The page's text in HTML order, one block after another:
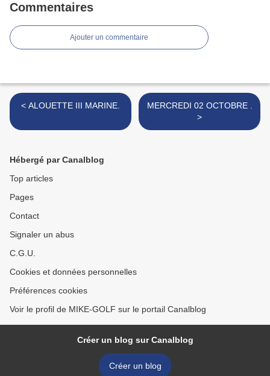
Commentaires
Ajouter un commentaire
< ALOUETTE III MARINE.
MERCREDI 02 OCTOBRE .
>
Hébergé par Canalblog
Top articles
Pages
Contact
Signaler un abus
C.G.U.
Cookies et données personnelles
Préférences cookies
Voir le profil de MIKE-GOLF sur le portail Canalblog
Créer un blog sur Canalblog
Créer un blog